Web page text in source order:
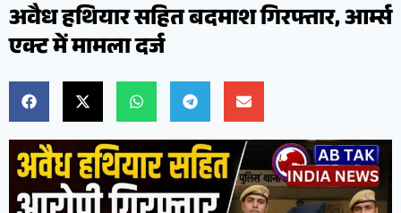
अवैध हथियार सहित बदमाश गिरफ्तार, आर्म्स
एक्ट में मामला दर्ज